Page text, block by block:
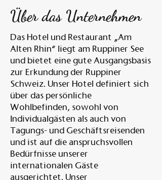
Über das Unternehmen
Das Hotel und Restaurant „Am
Alten Rhin“ liegt am Ruppiner See
und bietet eine gute Ausgangsbasis
zur Erkundung der Ruppiner
Schweiz. Unser Hotel definiert sich
über das persönliche
Wohlbefinden, sowohl von
Individualgästen als auch von
Tagungs- und Geschäftsreisenden
und ist auf die anspruchsvollen
Bedürfnisse unserer
internationalen Gäste
ausgerichtet. Unser